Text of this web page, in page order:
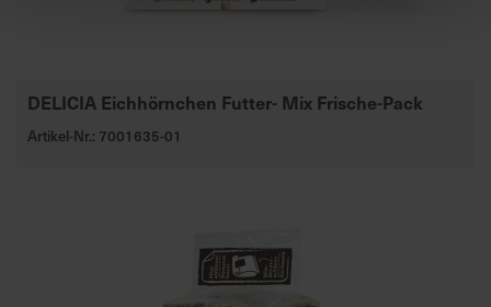
DELICIA Eichhörnchen Futter- Mix Frische-Pack
Artikel-Nr.: 7001635-01